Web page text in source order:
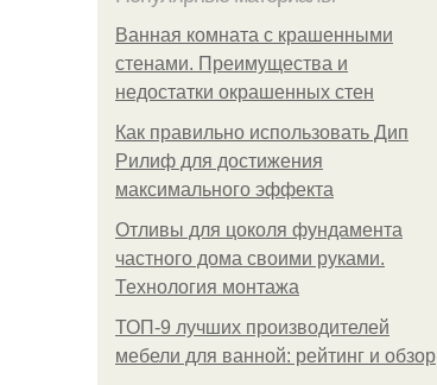
Ванная комната с крашенными
стенами. Преимущества и
недостатки окрашенных стен
Как правильно использовать Дип
Рилиф для достижения
максимального эффекта
Отливы для цоколя фундамента
частного дома своими руками.
Технология монтажа
ТОП-9 лучших производителей
мебели для ванной: рейтинг и обзор